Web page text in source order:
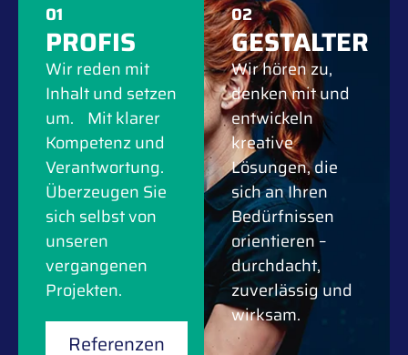
01
PROFIS
Wir reden mit
Inhalt und setzen
um. Mit klarer
Kompetenz und
Verantwortung.
Überzeugen Sie
sich selbst von
unseren
vergangenen
Projekten.
Referenzen
02
GESTALTER
Wir hören zu,
denken mit und
entwickeln
kreative
Lösungen, die
sich an Ihren
Bedürfnissen
orientieren –
durchdacht,
zuverlässig und
wirksam.